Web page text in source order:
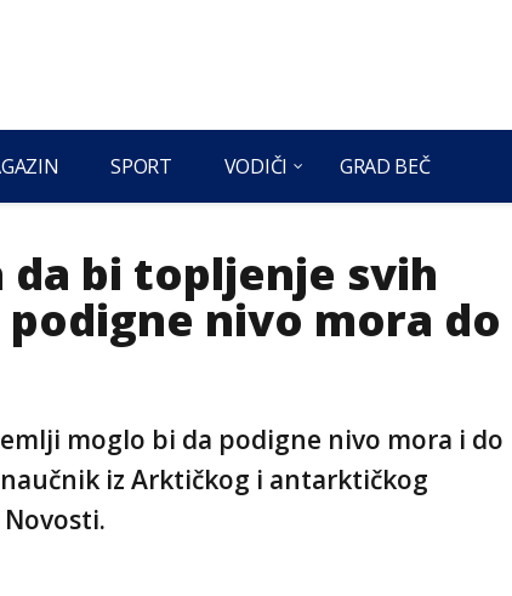
SPORT VODIČI GRAD BEČ
bi topljenje svih
nivo mora do
moglo bi da podigne nivo mora i do
iz Arktičkog i antarktičkog